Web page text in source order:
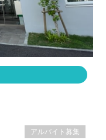
アルバイト募集